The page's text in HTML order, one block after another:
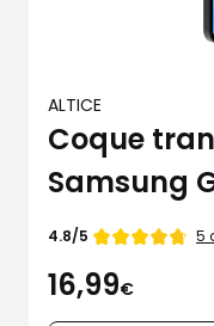
ALTICE
Coque
Samsung
Note
4.8/5 5
16,99€